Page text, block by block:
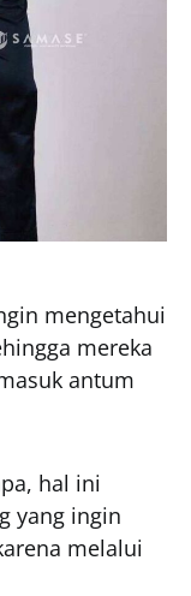
mengetahui
mereka
antum
hal ini
yang ingin
melalui